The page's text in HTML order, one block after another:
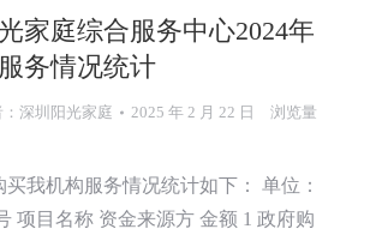
家庭综合服务中心2024年
务情况统计
深圳阳光家庭 2025 年 2 月 22 日
浏览量
买我机构服务情况统计如下： 单位：
项目名称 资金来源方 金额 1 政府购